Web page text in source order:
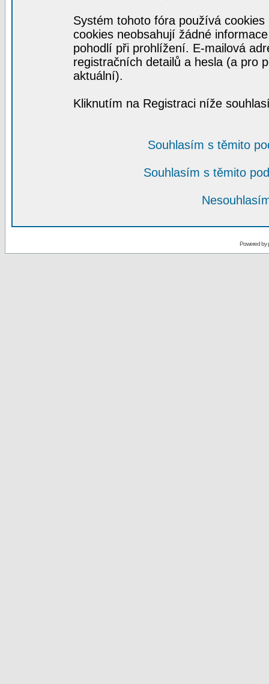
Systém tohoto fóra používá
cookies neobsahují žádné
pohodlí při prohlížení. E-mailová
registračních detailů a hesla (a pro
aktuální).
Kliknutím na Registraci níže
Souhlasím s těmito
Souhlasím s těmito
Powered by